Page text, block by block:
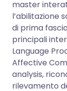
master
l’abilitazione
di prima
principali
Language
Affective
analysis,
rilevamento